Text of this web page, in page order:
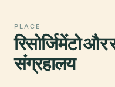
PLACE
रिसोर्जिमेंटो
संग्रहालय